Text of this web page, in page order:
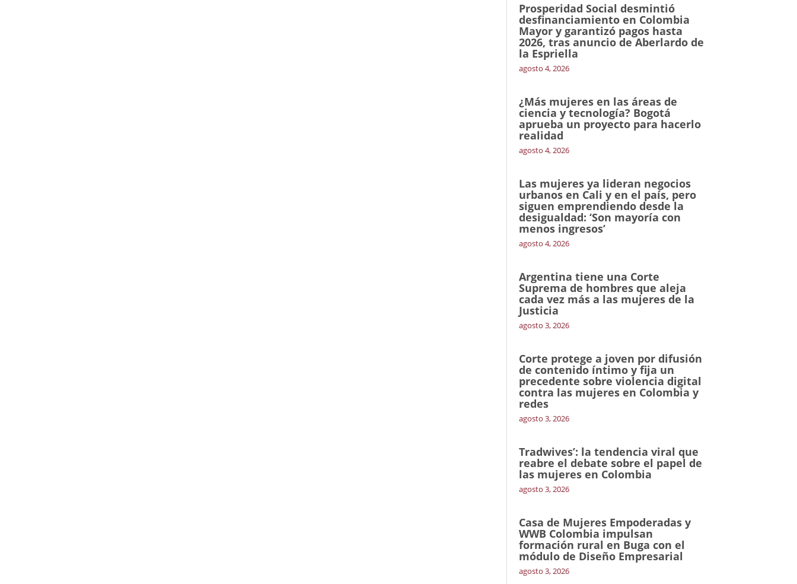
Prosperidad Social desmintió
desfinanciamiento en Colombia
Mayor y garantizó pagos hasta
2026, tras anuncio de Aberlardo de
la Espriella
agosto 4, 2026
¿Más mujeres en las áreas de
ciencia y tecnología? Bogotá
aprueba un proyecto para hacerlo
realidad
agosto 4, 2026
Las mujeres ya lideran negocios
urbanos en Cali y en el país, pero
siguen emprendiendo desde la
desigualdad: ‘Son mayoría con
menos ingresos’
agosto 4, 2026
Argentina tiene una Corte
Suprema de hombres que aleja
cada vez más a las mujeres de la
Justicia
agosto 3, 2026
Corte protege a joven por difusión
de contenido íntimo y fija un
precedente sobre violencia digital
contra las mujeres en Colombia y
redes
agosto 3, 2026
Tradwives’: la tendencia viral que
reabre el debate sobre el papel de
las mujeres en Colombia
agosto 3, 2026
Casa de Mujeres Empoderadas y
WWB Colombia impulsan
formación rural en Buga con el
módulo de Diseño Empresarial
agosto 3, 2026